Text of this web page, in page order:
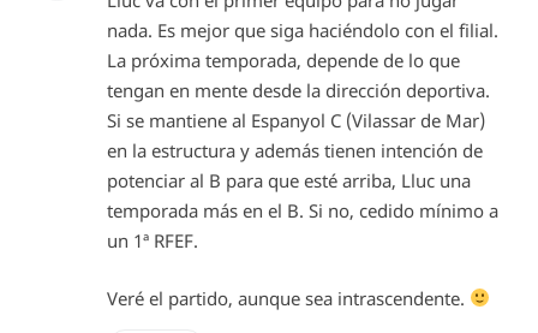
nada. Es mejor que siga haciéndolo con el filial.
La próxima temporada, depende de lo que
tengan en mente desde la dirección deportiva.
Si se mantiene al Espanyol C (Vilassar de Mar)
en la estructura y además tienen intención de
potenciar al B para que esté arriba, Lluc una
temporada más en el B. Si no, cedido mínimo a
un 1ª RFEF.
Veré el partido, aunque sea intrascendente.